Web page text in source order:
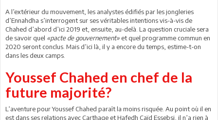
A l’extérieur du mouvement, les analystes édifiés par les jongleries
d’Ennahdha s’interrogent sur ses véritables intentions vis-à-vis de
Chahed d’abord d’ici 2019 et, ensuite, au-delà. La question cruciale sera
de savoir quel «pacte de gouvernement» et quel programme commun en
2020 seront conclus. Mais d’ici là, il y a encore du temps, estime-t-on
dans les deux camps.
Youssef Chahed en chef de la
future majorité?
L’aventure pour Youssef Chahed paraît la moins risquée. Au point où il en
est dans ses relations avec Carthage et Hafedh Caïd Essebsi, il n’a rien à